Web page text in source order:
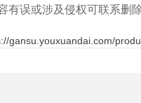
有误或涉及侵权可联系删除
gansu.youxuandai.com/